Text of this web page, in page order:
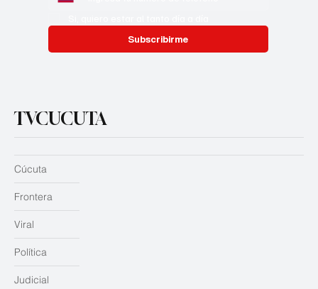
Subscribirme
TVCUCUTA
Judicial
Cúcuta
Frontera
Viral
Política